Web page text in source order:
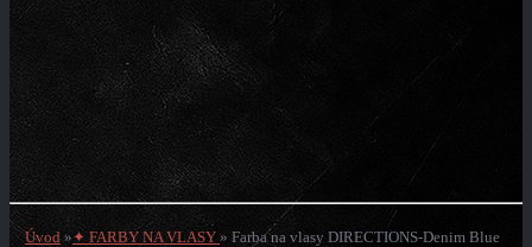
Úvod »✦ FARBY NA VLASY » Farba na vlasy DIRECTIONS-Denim Blue